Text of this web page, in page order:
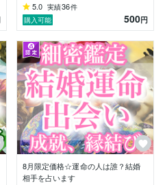
ました。
ていく。
るのではなく、自分を大切に
れるときにこそ、人は本当に
だ、と。
い」「心がパッと晴れる鑑
います。
伝えするだけではなく、
いくのか」
来が開けるのか」
にしています。
5.0 実績36件
購入可能
500円
8月限定価格☆運命の人は誰？結婚
相手を占います